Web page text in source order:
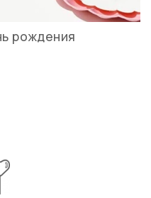
рождения